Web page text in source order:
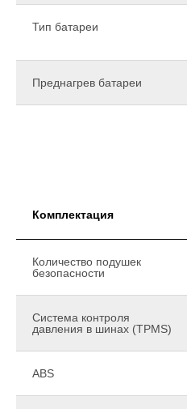
Тип батареи
Преднагрев батареи
Комплектация
Количество подушек
безопасности
Система контроля
давления в шинах (TPMS)
ABS